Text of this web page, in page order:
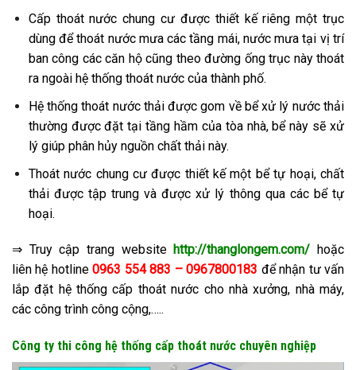
Cấp thoát nước chung cư được thiết kế riêng một trục
dùng để thoát nước mưa các tầng mái, nước mưa tại vị trí
ban công các căn hộ cũng theo đường ống trục này thoát
ra ngoài hệ thống thoát nước của thành phố.
Hệ thống thoát nước thải được gom về bể xử lý nước thải
thường được đặt tại tầng hầm của tòa nhà, bể này sẽ xử
lý giúp phân hủy nguồn chất thải này.
Thoát nước chung cư được thiết kế một bể tự hoại, chất
thải được tập trung và được xử lý thông qua các bể tự
hoại.
⇒ Truy cập trang website http://thanglongem.com/ hoặc
liên hệ hotline0963 554 883 – 0967800183 để nhận tư vấn
lắp đặt hệ thống cấp thoát nước cho nhà xưởng, nhà máy,
các công trình công cộng,…..
Công ty thi công hệ thống cấp thoát nước chuyên nghiệp